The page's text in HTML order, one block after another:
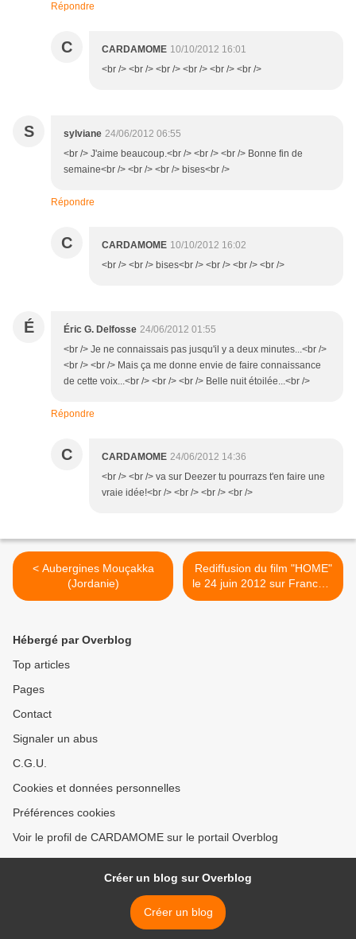
Répondre
C CARDAMOME 10/10/2012 16:01
<br /> <br /> <br /> <br /> <br /> <br />
S sylviane 24/06/2012 06:55
<br /> J'aime beaucoup.<br /> <br /> <br /> Bonne fin de
semaine<br /> <br /> <br /> bises<br />
Répondre
C CARDAMOME 10/10/2012 16:02
<br /> <br /> bises<br /> <br /> <br /> <br />
É Éric G. Delfosse 24/06/2012 01:55
<br /> Je ne connaissais pas jusqu'il y a deux minutes...<br />
<br /> <br /> Mais ça me donne envie de faire connaissance
de cette voix...<br /> <br /> <br /> Belle nuit étoilée...<br />
Répondre
C CARDAMOME 24/06/2012 14:36
<br /> <br /> va sur Deezer tu pourrazs t'en faire une
vraie idée!<br /> <br /> <br /> <br />
< Aubergines Mouçakka
(Jordanie)
Rediffusion du film "HOME"
le 24 juin 2012 sur France 5
>
Hébergé par Overblog
Top articles
Pages
Contact
Signaler un abus
C.G.U.
Cookies et données personnelles
Préférences cookies
Voir le profil de CARDAMOME sur le portail Overblog
Créer un blog sur Overblog
Créer un blog